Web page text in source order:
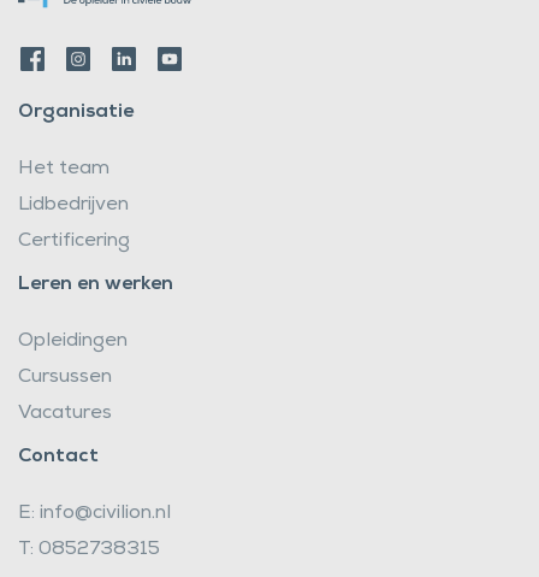
Organisatie
Het team
Lidbedrijven
Certificering
Leren en werken
Opleidingen
Cursussen
Vacatures
Contact
E: info@civilion.nl
T: 0852738315